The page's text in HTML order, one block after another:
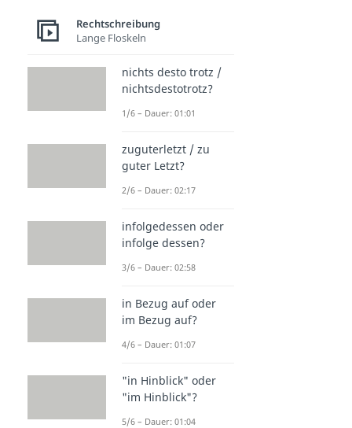
Rechtschreibung
Lange Floskeln
nichts desto trotz /
nichtsdestotrotz?
1/6 – Dauer: 01:01
zuguterletzt / zu
guter Letzt?
2/6 – Dauer: 02:17
infolgedessen oder
infolge dessen?
3/6 – Dauer: 02:58
in Bezug auf oder
im Bezug auf?
4/6 – Dauer: 01:07
"in Hinblick" oder
"im Hinblick"?
5/6 – Dauer: 01:04